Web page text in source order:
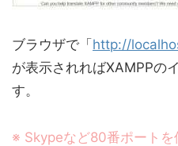
ブラウザで「http://
が表示されればXAMPPの
す。
※ Skypeなど80番ポート